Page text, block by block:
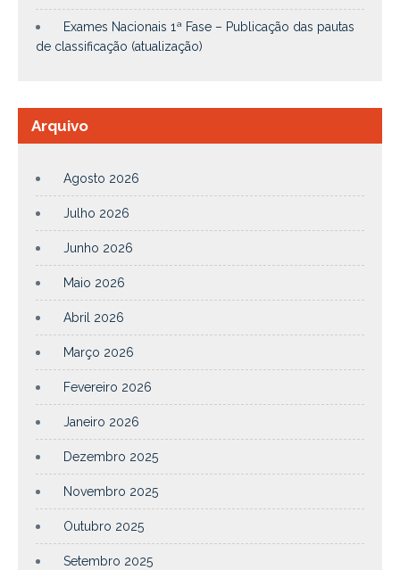
Exames Nacionais 1ª Fase – Publicação das pautas
de classificação (atualização)
Arquivo
Agosto 2026
Julho 2026
Junho 2026
Maio 2026
Abril 2026
Março 2026
Fevereiro 2026
Janeiro 2026
Dezembro 2025
Novembro 2025
Outubro 2025
Setembro 2025